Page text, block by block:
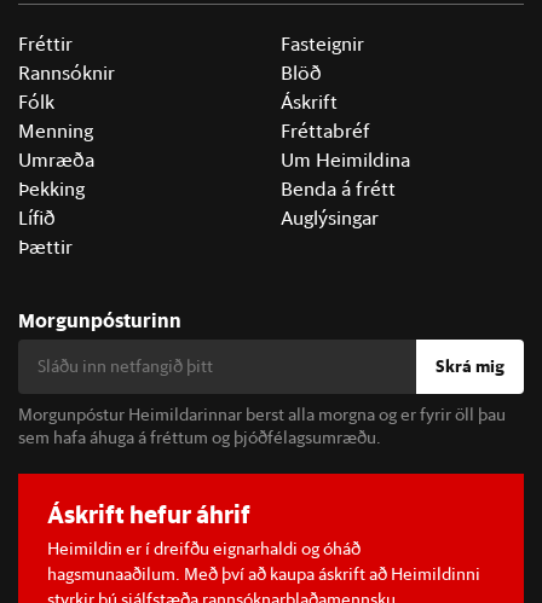
Fréttir
Rannsóknir
Fólk
Menning
Umræða
Þekking
Lífið
Þættir
Fasteignir
Blöð
Áskrift
Fréttabréf
Um Heimildina
Benda á frétt
Auglýsingar
Morgunpósturinn
Skrá mig
Morgunpóstur Heimildarinnar berst alla morgna og er fyrir öll þau
sem hafa áhuga á fréttum og þjóðfélagsumræðu.
Áskrift hefur áhrif
Heimildin er í dreifðu eignarhaldi og óháð
hagsmunaaðilum. Með því að kaupa áskrift að Heimildinni